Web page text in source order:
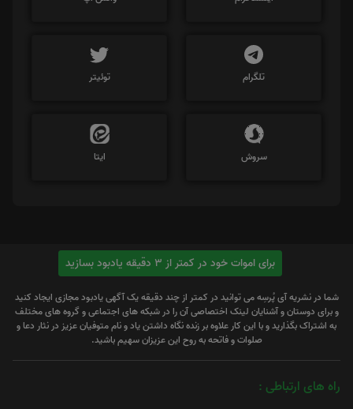
تلگرام توئیتر
سروش ایتا
برای اموات خود در کمتر از 3 دقیقه یادبود بسازید
شما در نشریه آی پُرسِه می توانید در کمتر از چند دقیقه یک آگهی یادبود مجازی ایجاد کنید
و برای دوستان و آشنایان لینک اختصاصی آن را در شبکه های اجتماعی و گروه های مختلف
به اشتراک بگذارید و با این کار علاوه بر زنده نگاه داشتن یاد و نام متوفیان عزیز در نثار دعا و
صلوات و فاتحه به روح این عزیزان سهیم باشید.
راه های ارتباطی :